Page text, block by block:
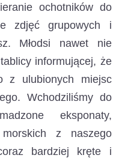
ochotników do
zdjęć grupowych i
Młodsi nawet nie
informującej, że
z ulubionych miejsc
Wchodziliśmy do
eksponaty,
z naszego
bardziej kręte i